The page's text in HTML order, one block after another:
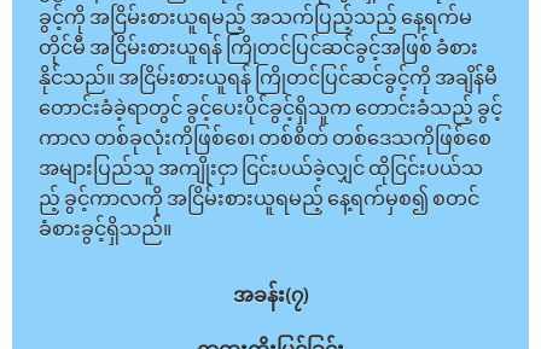
ခွင့်ကို အငြိမ်းစားယူရမည့် အသက်ပြည့်သည့် နေ့ရက်မ
တိုင်မီ အငြိမ်းစားယူရန် ကြိုတင်ပြင်ဆင်ခွင့်အဖြစ် ခံစား
နိုင်သည်။ အငြိမ်းစားယူရန် ကြိုတင်ပြင်ဆင်ခွင့်ကို အချိန်မီ
တောင်းခံခဲ့ရာတွင် ခွင့်ပေးပိုင်ခွင့်ရှိသူက တောင်းခံသည့် ခွင့်
ကာလ တစ်ခုလုံးကိုဖြစ်စေ၊ တစ်စိတ် တစ်ဒေသကိုဖြစ်စေ
အများပြည်သူ အကျိုးငှာ ငြင်းပယ်ခဲ့လျှင် ထိုငြင်းပယ်သ
ည့် ခွင့်ကာလကို အငြိမ်းစားယူရမည့် နေ့ရက်မှစ၍ စတင်
ခံစားခွင့်ရှိသည်။
အခန်း(၇)